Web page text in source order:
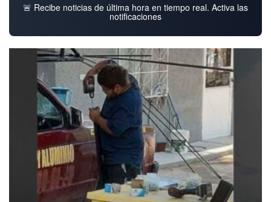
🚨 Recibe noticias de última hora en tiempo real. Activa las
notificaciones